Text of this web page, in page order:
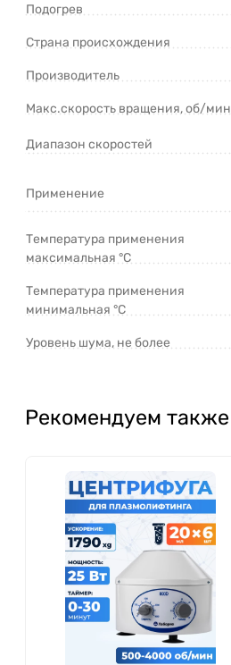
Подогрев
Страна происхождения
Производитель
Макс.скорость вращения, об/мин
Диапазон скоростей
Применение
Температура применения
максимальная °C
Температура применения
минимальная °C
Уровень шума, не более
Рекомендуем также